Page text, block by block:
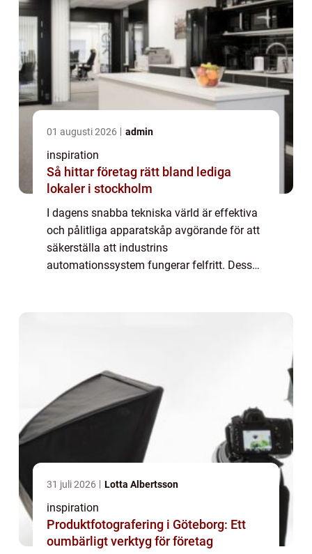
01 augusti 2026 admin
inspiration
Så hittar företag rätt bland lediga
lokaler i stockholm
I dagens snabba tekniska värld är effektiva
och pålitliga apparatskåp avgörande för att
säkerställa att industrins
automationssystem fungerar felfritt. Dessa
31 juli 2026 Lotta Albertsson
inspiration
Produktfotografering i Göteborg: Ett
oumbärligt verktyg för företag